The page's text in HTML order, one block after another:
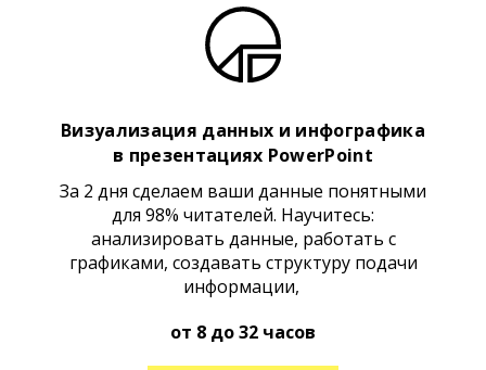
Визуализация данных и инфографика
в презентациях PowerPoint
За 2 дня сделаем ваши данные понятными
для 98% читателей. Научитесь:
анализировать данные, работать с
графиками, создавать структуру подачи
информации,
от 8 до 32 часов